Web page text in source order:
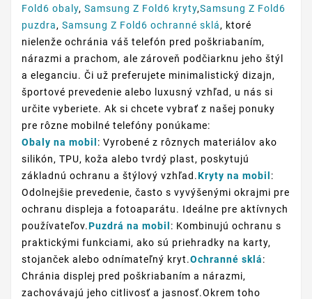
Fold6 obaly, Samsung Z Fold6 kryty,Samsung Z Fold6
puzdra, Samsung Z Fold6 ochranné sklá, ktoré
nielenže ochránia váš telefón pred poškriabaním,
nárazmi a prachom, ale zároveň podčiarknu jeho štýl
a eleganciu. Či už preferujete minimalistický dizajn,
športové prevedenie alebo luxusný vzhľad, u nás si
určite vyberiete. Ak si chcete vybrať z našej ponuky
pre rôzne mobilné telefóny ponúkame:
Obaly na mobil : Vyrobené z rôznych materiálov ako
silikón, TPU, koža alebo tvrdý plast, poskytujú
základnú ochranu a štýlový vzhľad.Kryty na mobil :
Odolnejšie prevedenie, často s vyvýšenými okrajmi pre
ochranu displeja a fotoaparátu. Ideálne pre aktívnych
používateľov.Puzdrá na mobil : Kombinujú ochranu s
praktickými funkciami, ako sú priehradky na karty,
stojanček alebo odnímateľný kryt.Ochranné sklá:
Chránia displej pred poškriabaním a nárazmi,
zachovávajú jeho citlivosť a jasnosť.Okrem toho